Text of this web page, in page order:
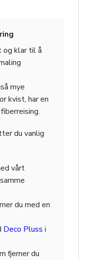
og klar til å
mye
kvist, har en
du vanlig
vårt
du med en
Deco Pluss i
fjerner du